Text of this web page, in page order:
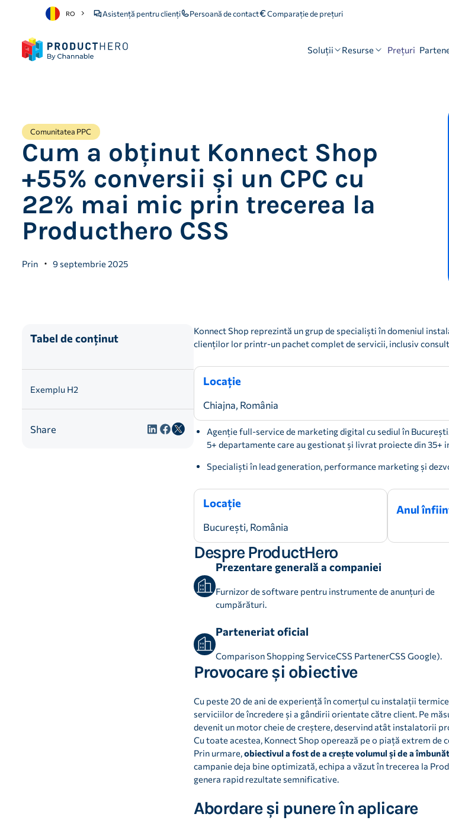
RO Asistență pentru clienți Persoană de contact Comparație de prețuri
Soluții Resurse Prețuri
Comunitatea PPC
Cum a obținut Konnect Shop
+55% conversii și un CPC cu
22% mai mic prin trecerea la
Producthero CSS
Prin 9 septembrie 2025
Tabel de conținut
Exemplu H2
Share
Konnect Shop reprezintă un grup de specialiști în domeniul
clienților lor printr-un pachet complet de servicii, inclusiv
Locație
Chiajna, România
Agenție full-service de marketing digital cu sediul în
5+ departamente care au gestionat și livrat proiecte din 35+
Specialiști în lead generation, performance marketing și
Locație
București, România
Anul
Despre ProductHero
Prezentare generală a companiei
Furnizor de software pentru instrumente de anunțuri de
cumpărături.
Parteneriat oficial
Comparison Shopping ServiceCSS PartenerCSS Google).
Provocare și obiective
Cu peste 20 de ani de experiență în comerțul cu instalații
serviciilor de încredere și a gândirii orientate către client. Pe
devenit un motor cheie de creștere, deservind atât instalatorii
Cu toate acestea, Konnect Shop operează pe o piață extrem
Prin urmare,obiectivul a fostde a crește volumul și de a
campanie deja bine optimizată, echipa a văzut în trecerea la
genera rapid rezultate semnificative.
Abordare și punere în aplicare